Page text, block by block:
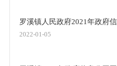
罗溪镇人民政府2021年政府
2022-01-05